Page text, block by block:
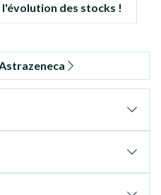
des stocks !